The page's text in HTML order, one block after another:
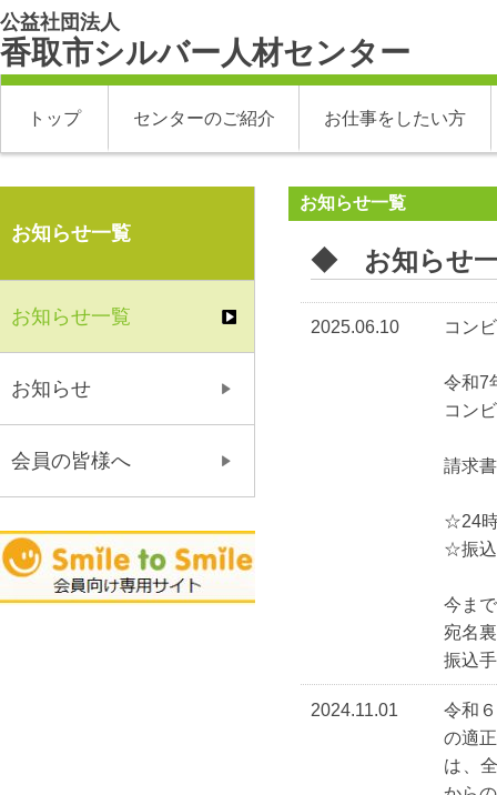
公益社団法人
香取市シルバー人材センター
トップ センターのご紹介 お仕事をしたい方
お知らせ一覧
◆ お知らせ
2025.06.10 コン
令和7
コン
請求
☆24時
☆振込
今ま
宛名
振込
2024.11.01
令和
の適
は、
お知らせ一覧
お知らせ一覧
お知らせ
会員の皆様へ